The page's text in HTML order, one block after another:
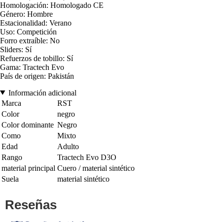
Homologación: Homologado CE
Género: Hombre
Estacionalidad: Verano
Uso: Competición
Forro extraíble: No
Sliders: Sí
Refuerzos de tobillo: Sí
Gama: Tractech Evo
País de origen: Pakistán
Información adicional
Marca
RST
Color
negro
Color dominante Negro
Como
Mixto
Edad
Adulto
Rango
Tractech Evo D3O
material principal Cuero / material sintético
Suela
material sintético